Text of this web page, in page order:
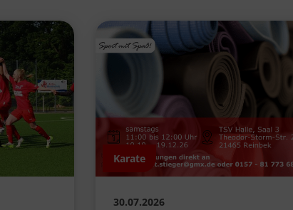
Karate
30.07.2026
Geschäftsstelle
TSV Reinbek
Theodor-Storm-Str. 22
21465 Reinbek
040 - 40 11 326-0
info@tsv-reinbek.de